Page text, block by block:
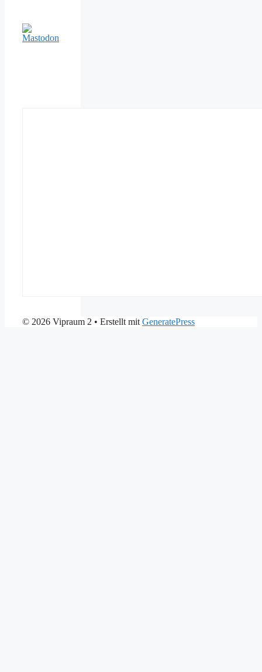
© 2026 Vipraum 2 • Erstellt mit GeneratePress